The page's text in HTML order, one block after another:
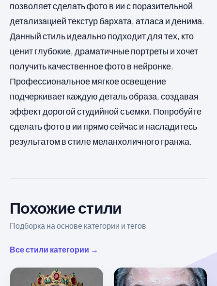
позволяет сделать фото в ии с поразительной
детализацией текстур бархата, атласа и денима.
Данный стиль идеально подходит для тех, кто
ценит глубокие, драматичные портреты и хочет
получить качественное фото в нейронке.
Профессиональное мягкое освещение
подчеркивает каждую деталь образа, создавая
эффект дорогой студийной съемки. Попробуйте
сделать фото в ии прямо сейчас и насладитесь
результатом в стиле меланхоличного гранжа.
Похожие стили
Подборка на основе категории и тегов
Все стили категории →